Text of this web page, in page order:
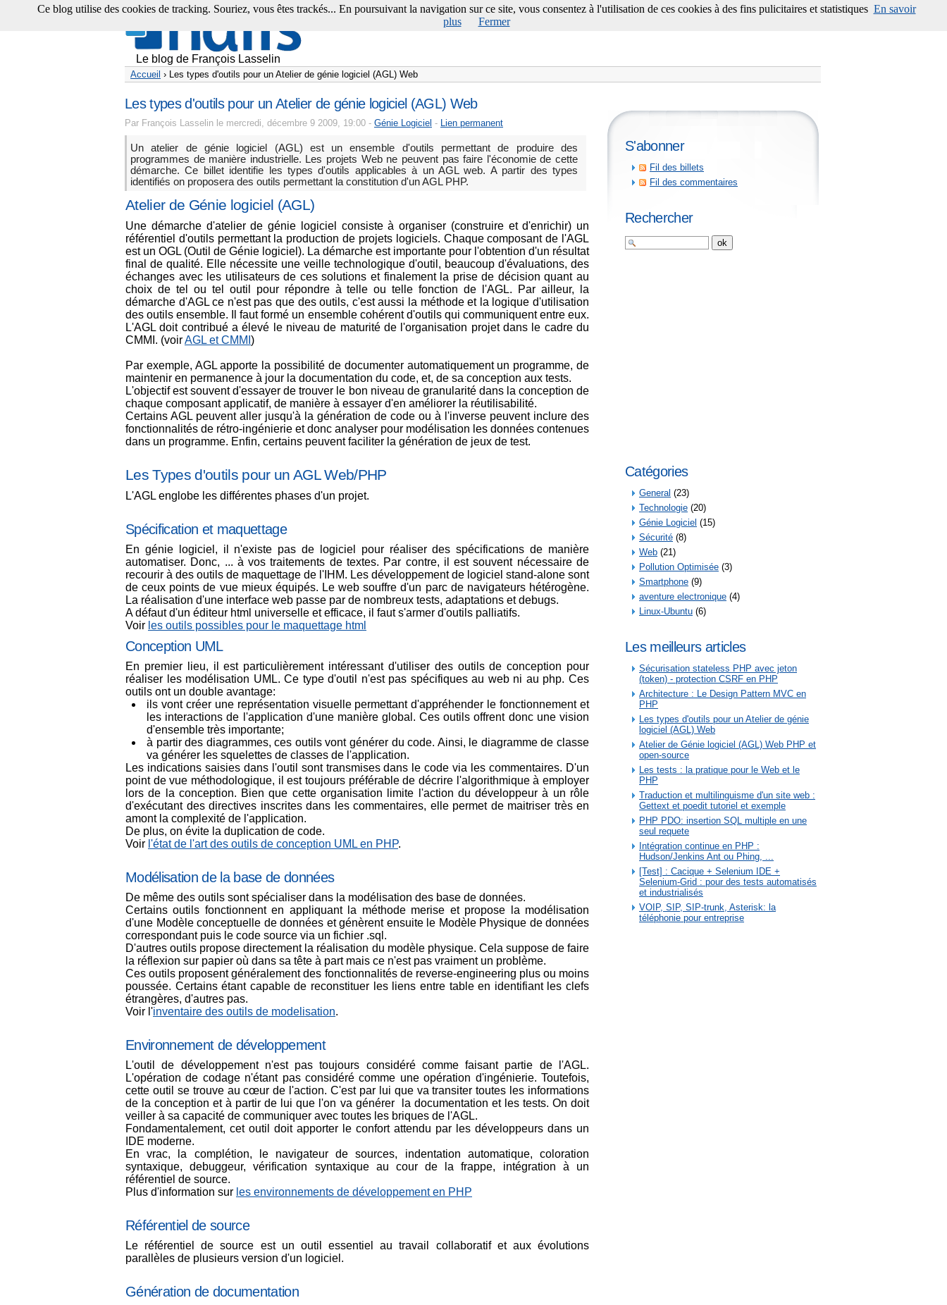
Le blog de François Lasselin
Accueil › Les types d'outils pour un Atelier de génie logiciel (AGL) Web
Les types d'outils pour un Atelier de génie logiciel (AGL) Web
Par François Lasselin le mercredi, décembre 9 2009, 19:00 - Génie Logiciel - Lien permanent
Un atelier de génie logiciel (AGL) est un ensemble d'outils permettant de produire des
programmes de manière industrielle. Les projets Web ne peuvent pas faire l'économie de cette
démarche. Ce billet identifie les types d'outils applicables à un AGL web. A partir des types
identifiés on proposera des outils permettant la constitution d'un AGL PHP.
Atelier de Génie logiciel (AGL)
Une démarche d'atelier de génie logiciel consiste à organiser (construire et d'enrichir) un
référentiel d'outils permettant la production de projets logiciels. Chaque composant de l'AGL
est un OGL (Outil de Génie logiciel). La démarche est importante pour l'obtention d'un résultat
final de qualité. Elle nécessite une veille technologique d'outil, beaucoup d'évaluations, des
échanges avec les utilisateurs de ces solutions et finalement la prise de décision quant au
choix de tel ou tel outil pour répondre à telle ou telle fonction de l'AGL. Par ailleur, la
démarche d'AGL ce n'est pas que des outils, c'est aussi la méthode et la logique d'utilisation
des outils ensemble. Il faut formé un ensemble cohérent d'outils qui communiquent entre eux.
L'AGL doit contribué a élevé le niveau de maturité de l'organisation projet dans le cadre du
CMMI. (voirAGL et CMMI )
Par exemple, AGL apporte la possibilité de documenter automatiquement un programme, de
maintenir en permanence à jour la documentation du code, et, de sa conception aux tests.
L'objectif est souvent d'essayer de trouver le bon niveau de granularité dans la conception de
chaque composant applicatif, de manière à essayer d'en améliorer la réutilisabilité.
Certains AGL peuvent aller jusqu'à la génération de code ou à l'inverse peuvent inclure des
fonctionnalités de rétro-ingénierie et donc analyser pour modélisation les données contenues
dans un programme. Enfin, certains peuvent faciliter la génération de jeux de test.
Les Types d'outils pour un AGL Web/PHP
L'AGL englobe les différentes phases d'un projet.
Spécification et maquettage
En génie logiciel, il n'existe pas de logiciel pour réaliser des spécifications de manière
automatiser. Donc, ... à vos traitements de textes. Par contre, il est souvent nécessaire de
recourir à des outils de maquettage de l'IHM. Les développement de logiciel stand-alone sont
de ceux points de vue mieux équipés. Le web souffre d'un parc de navigateurs hétérogène.
La réalisation d'une interface web passe par de nombreux tests, adaptations et debugs.
A défaut d'un éditeur html universelle et efficace, il faut s'armer d'outils palliatifs.
Voir les outils possibles pour le maquettage html
Conception UML
En premier lieu, il est particulièrement intéressant d'utiliser des outils de conception pour
réaliser les modélisation UML. Ce type d'outil n'est pas spécifiques au web ni au php. Ces
outils ont un double avantage:
ils vont créer une représentation visuelle permettant d'appréhender le fonctionnement et
les interactions de l'application d'une manière global. Ces outils offrent donc une vision
d'ensemble très importante;
à partir des diagrammes, ces outils vont générer du code. Ainsi, le diagramme de classe
va générer les squelettes de classes de l'application.
Les indications saisies dans l'outil sont transmises dans le code via les commentaires. D'un
point de vue méthodologique, il est toujours préférable de décrire l'algorithmique à employer
lors de la conception. Bien que cette organisation limite l'action du développeur à un rôle
d'exécutant des directives inscrites dans les commentaires, elle permet de maitriser très en
amont la complexité de l'application.
De plus, on évite la duplication de code.
Voir l'état de l'art des outils de conception UML en PHP.
Modélisation de la base de données
De même des outils sont spécialiser dans la modélisation des base de données.
Certains outils fonctionnent en appliquant la méthode merise et propose la modélisation
d'une Modèle conceptuelle de données et génèrent ensuite le Modèle Physique de données
correspondant puis le code source via un fichier .sql.
D'autres outils propose directement la réalisation du modèle physique. Cela suppose de faire
la réflexion sur papier où dans sa tête à part mais ce n'est pas vraiment un problème.
Ces outils proposent généralement des fonctionnalités de reverse-engineering plus ou moins
poussée. Certains étant capable de reconstituer les liens entre table en identifiant les clefs
étrangères, d'autres pas.
Voir l'inventaire des outils de modelisation.
Environnement de développement
L'outil de développement n'est pas toujours considéré comme faisant partie de l'AGL.
L'opération de codage n'étant pas considéré comme une opération d'ingénierie. Toutefois,
cette outil se trouve au cœur de l'action. C'est par lui que va transiter toutes les informations
de la conception et à partir de lui que l'on va générer la documentation et les tests. On doit
veiller à sa capacité de communiquer avec toutes les briques de l'AGL.
Fondamentalement, cet outil doit apporter le confort attendu par les développeurs dans un
IDE moderne.
En vrac, la complétion, le navigateur de sources, indentation automatique, coloration
syntaxique, debuggeur, vérification syntaxique au cour de la frappe, intégration à un
référentiel de source.
Plus d'information sur les environnements de développement en PHP
Référentiel de source
Le référentiel de source est un outil essentiel au travail collaboratif et aux évolutions
parallèles de plusieurs version d'un logiciel.
Génération de documentation
S'abonner
Fil des billets
Fil des commentaires
Rechercher
Catégories
General (23)
Technologie (20)
Génie Logiciel (15)
Sécurité (8)
Web (21)
Pollution Optimisée (3)
Smartphone (9)
aventure electronique (4)
Linux-Ubuntu (6)
Les meilleurs articles
Sécurisation stateless PHP avec jeton
(token) - protection CSRF en PHP
Architecture : Le Design Pattern MVC en
PHP
Les types d'outils pour un Atelier de génie
logiciel (AGL) Web
Atelier de Génie logiciel (AGL) Web PHP et
open-source
Les tests : la pratique pour le Web et le
PHP
Traduction et multilinguisme d'un site web :
Gettext et poedit tutoriel et exemple
PHP PDO: insertion SQL multiple en une
seul requete
Intégration continue en PHP :
Hudson/Jenkins Ant ou Phing, ...
[Test] : Cacique + Selenium IDE +
Selenium-Grid : pour des tests automatisés
et industrialisés
VOIP, SIP, SIP-trunk, Asterisk: la
téléphonie pour entreprise
Ce blog utilise des cookies de tracking. Souriez, vous êtes trackés... En poursuivant la navigation sur ce site, vous consentez à l'utilisation de ces cookies à des fins pulicitaires et statistiques En savoir
plus
Fermer